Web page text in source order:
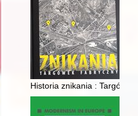
Historia znikania :